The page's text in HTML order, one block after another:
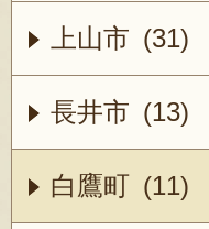
上山市 (31)
長井市 (13)
白鷹町 (11)